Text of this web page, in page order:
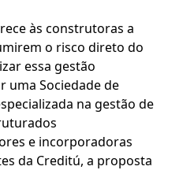
às construtoras a
o risco direto do
essa gestão
uma Sociedade de
na gestão de
e incorporadoras
da Creditú, a proposta